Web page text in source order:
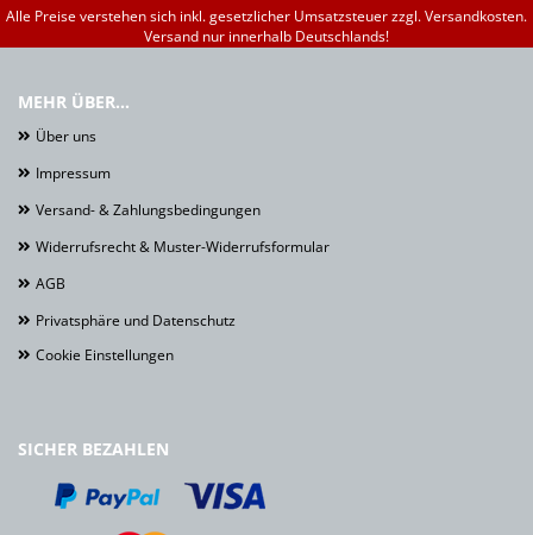
Alle Preise verstehen sich inkl. gesetzlicher Umsatzsteuer zzgl. Versandkosten.
Versand nur innerhalb Deutschlands!
MEHR ÜBER...
Über uns
Impressum
Versand- & Zahlungsbedingungen
Widerrufsrecht & Muster-Widerrufsformular
AGB
Privatsphäre und Datenschutz
Cookie Einstellungen
SICHER BEZAHLEN